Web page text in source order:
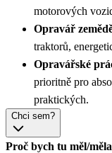
motorových
Opravář
traktorů,
Opravářské
prioritně pro
praktických.
Chci sem?
Proč bych tu měl/